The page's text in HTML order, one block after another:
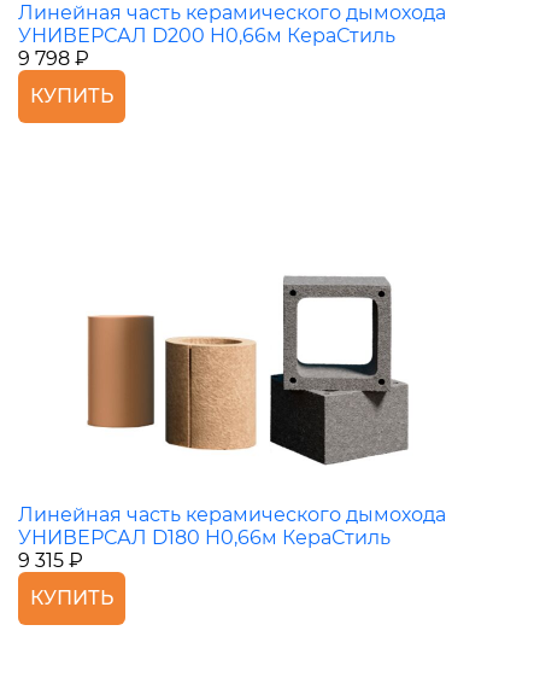
Линейная часть керамического дымохода
УНИВЕРСАЛ D200 H0,66м КераСтиль
9 798 ₽
КУПИТЬ
Линейная часть керамического дымохода
УНИВЕРСАЛ D180 H0,66м КераСтиль
9 315 ₽
КУПИТЬ